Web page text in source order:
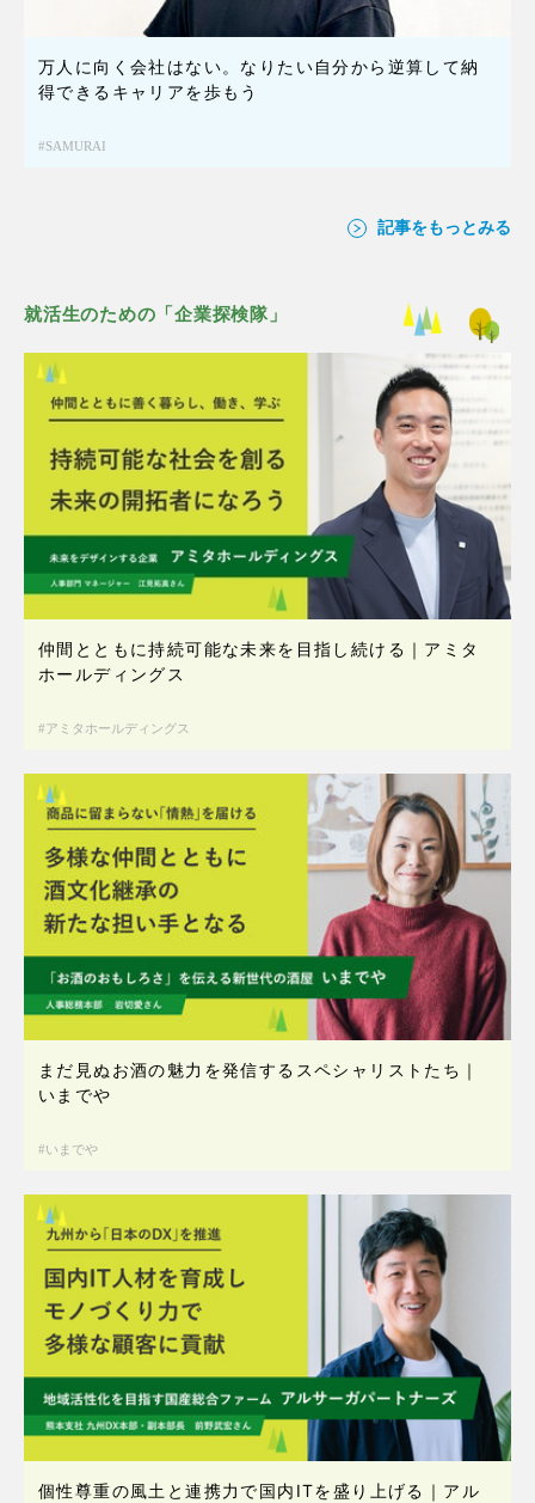
万人に向く会社はない。なりたい自分から逆算して納
得できるキャリアを歩もう
SAMURAI
記事をもっとみる
就活生のための「企業探検隊」
仲間とともに持続可能な未来を目指し続ける｜アミタ
ホールディングス
アミタホールディングス
まだ見ぬお酒の魅力を発信するスペシャリストたち｜
いまでや
いまでや
個性尊重の風土と連携力で国内ITを盛り上げる｜アル